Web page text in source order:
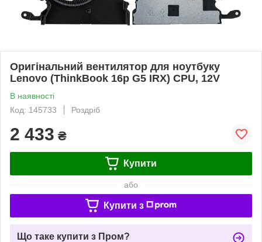
Оригінальний вентилятор для ноутбуку
Lenovo (ThinkBook 16p G5 IRX) CPU, 12V
В наявності
Код: 145733
Роздріб
2 433 ₴
Купити
або
Купити з
Що таке купити з Пром?